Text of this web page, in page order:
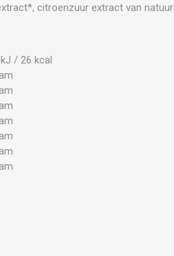
citroenzuur extract van
/ 26 kcal